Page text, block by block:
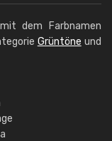
mit dem Farbnamen
Grüntöne und